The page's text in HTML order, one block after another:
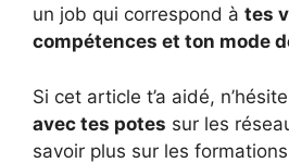
un job qui correspond à tes
compétences et ton mode
Si cet article t’a aidé,
avec tes potes sur les
savoir plus sur les